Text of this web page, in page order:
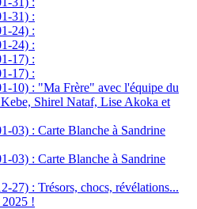
31) :
24) :
24) :
17) :
17) :
10) : "Ma Frère" avec l'équipe du
Shirel Nataf, Lise Akoka et
03) : Carte Blanche à Sandrine
03) : Carte Blanche à Sandrine
27) : Trésors, chocs, révélations...
2025 !